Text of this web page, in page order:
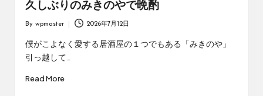
久しぶりのみきのやで晩酌
by
By wpmaster 2026年7月12日
僕がこよなく愛する居酒屋の１つでもある「みきのや」
引っ越して…
Read More